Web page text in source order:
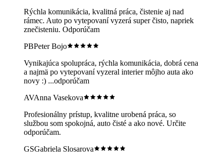
Rýchla komunikácia, kvalitná práca, čistenie aj nad
rámec. Auto po vytepovaní vyzerá super čisto, napriek
znečisteniu. Odporúčam
PBPeter Bojo
Vynikajúca spolupráca, rýchla komunikácia, dobrá cena
a najmä po vytepovaní vyzeral interier môjho auta ako
novy :) ...odporúčam
AVAnna Vasekova
Profesionálny prístup, kvalitne urobená práca, so
službou som spokojná, auto čisté a ako nové. Určite
odporúčam.
GSGabriela Slosarova